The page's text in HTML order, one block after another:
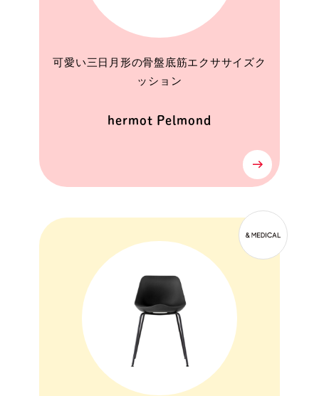
可愛い三日月形の骨盤底筋エクササイズク
ッション
hermot Pelmond